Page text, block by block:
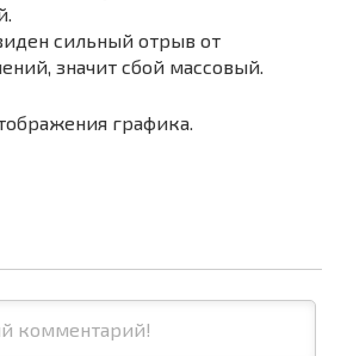
сильный отрыв от
значит сбой массовый.
графика.